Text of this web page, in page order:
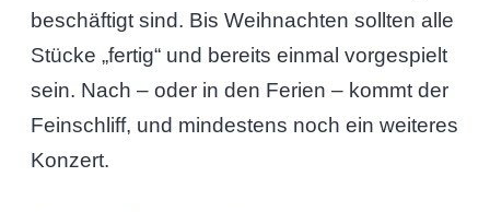
beschäftigt sind. Bis Weihnachten sollten alle
Stücke „fertig“ und bereits einmal vorgespielt
sein. Nach – oder in den Ferien – kommt der
Feinschliff, und mindestens noch ein weiteres
Konzert.